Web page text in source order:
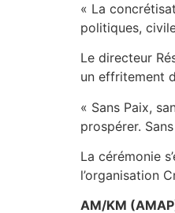
« La
politiques,
Le directeur
un effritement
« Sans Paix,
prospérer.
La cérémonie
l’organisation
AM/KM